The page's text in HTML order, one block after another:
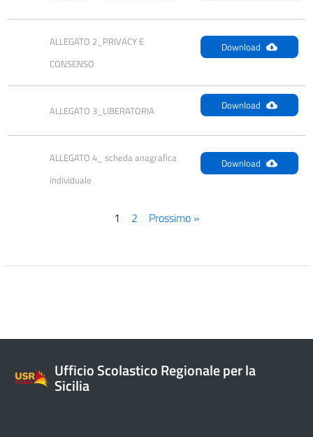
ALLEGATO 2_PRIVACY E
CONSENSO
Download
ALLEGATO 3_LIBERATORIA Download
ALLEGATO 4_ scheda anagrafica
individuale
Download
1 2 Prossimo »
Ufficio Scolastico Regionale per la
Sicilia